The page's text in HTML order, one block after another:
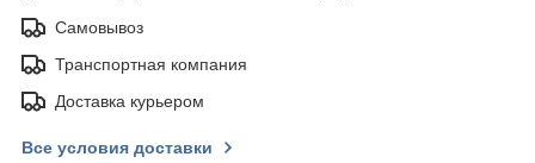
Самовывоз
Транспортная компания
Доставка курьером
Все условия доставки